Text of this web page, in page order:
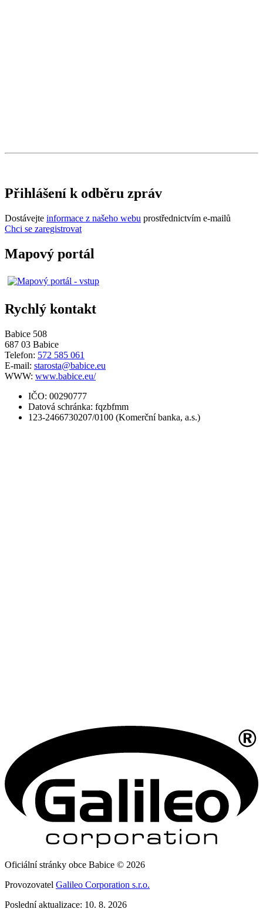
Přihlášení k odběru zpráv
Dostávejte informace z našeho webu prostřednictvím e-mailů
Chci se zaregistrovat
Mapový portál
Rychlý kontakt
Babice 508
687 03 Babice
Telefon: 572 585 061
E-mail: starosta@babice.eu
WWW: www.babice.eu/
IČO: 00290777
Datová schránka: fqzbfmm
123-2466730207/0100 (Komerční banka, a.s.)
Oficiální stránky obce Babice © 2026
Provozovatel Galileo Corporation s.r.o.
Poslední aktualizace: 10. 8. 2026